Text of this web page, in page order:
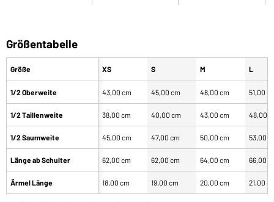
Größentabelle
Größe
1/2 Oberweite
1/2 Taillenweite
1/2 Saumweite
Länge ab Schulter
Ärmel Länge
XS S M L
43,00 cm 45,00 cm 48,00 cm 51,00
38,00 cm 40,00 cm 43,00 cm 48,00
45,00 cm 47,00 cm 50,00 cm 53,00
62,00 cm 62,00 cm 64,00 cm 66,00
18,00 cm 19,00 cm 20,00 cm 21,00